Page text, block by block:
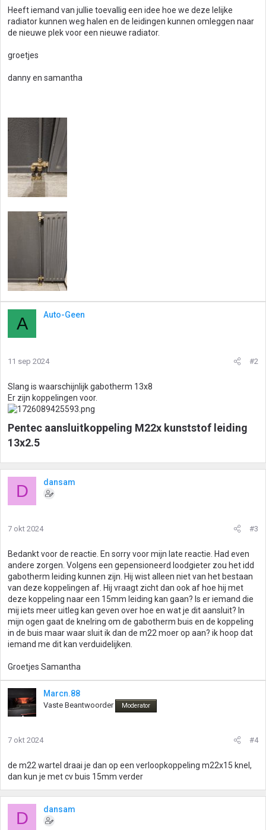
Heeft iemand van jullie toevallig een idee hoe we deze lelijke
radiator kunnen weg halen en de leidingen kunnen omleggen naar
de nieuwe plek voor een nieuwe radiator.
groetjes
danny en samantha
A Auto-Geen
11 sep 2024 #2
Slang is waarschijnlijk gabotherm 13x8
Er zijn koppelingen voor.
Pentec aansluitkoppeling M22x kunststof leiding
13x2.5​
D dansam
7 okt 2024 #3
Bedankt voor de reactie. En sorry voor mijn late reactie. Had even
andere zorgen. Volgens een gepensioneerd loodgieter zou het idd
gabotherm leiding kunnen zijn. Hij wist alleen niet van het bestaan
van deze koppelingen af. Hij vraagt zicht dan ook af hoe hij met
deze koppeling naar een 15mm leiding kan gaan? Is er iemand die
mij iets meer uitleg kan geven over hoe en wat je dit aansluit? In
mijn ogen gaat de knelring om de gabotherm buis en de koppeling
in de buis maar waar sluit ik dan de m22 moer op aan? ik hoop dat
iemand me dit kan verduidelijken.
Groetjes Samantha
Marcn.88
Vaste Beantwoorder Moderator
7 okt 2024 #4
de m22 wartel draai je dan op een verloopkoppeling m22x15 knel,
dan kun je met cv buis 15mm verder
D dansam